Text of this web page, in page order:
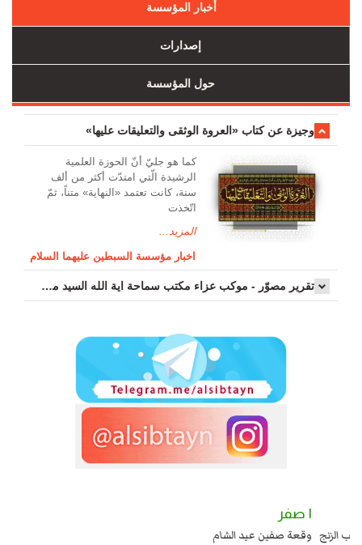
أخبار المؤسسة
إصدارات
حول المؤسسة
وجیزة عن کتاب «العروة الوثقی والتعلیقات علیها»
کما هو جليّ أنّ الحوزة العلمیة
الرشیدة الّتي امتدّت أكثر من ألف
سنة، كانت تعتمد «النهاية» متناً، ثمّ
اتّخذت
المزيد...
اخبار مؤسسة السبطين عليهما السلام
تقرير مصوّر - موكب عزاء مکتب سماحة اية الله السيد مرتضى الموسوي الاصفهاني في يوم إستشهاد السيدة فاطم...
عند يزيد شهادة زيد بن علي بن الحسين عليهما السلام قتل صاحب الزنج